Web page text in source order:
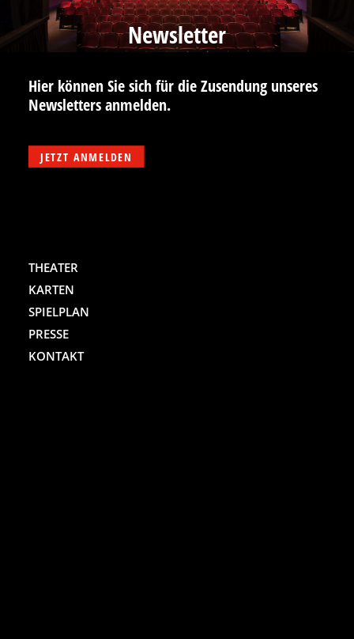
Newsletter
Hier können Sie sich für die Zusendung unseres
Newsletters anmelden.
JETZT ANMELDEN
THEATER
KARTEN
SPIELPLAN
PRESSE
KONTAKT